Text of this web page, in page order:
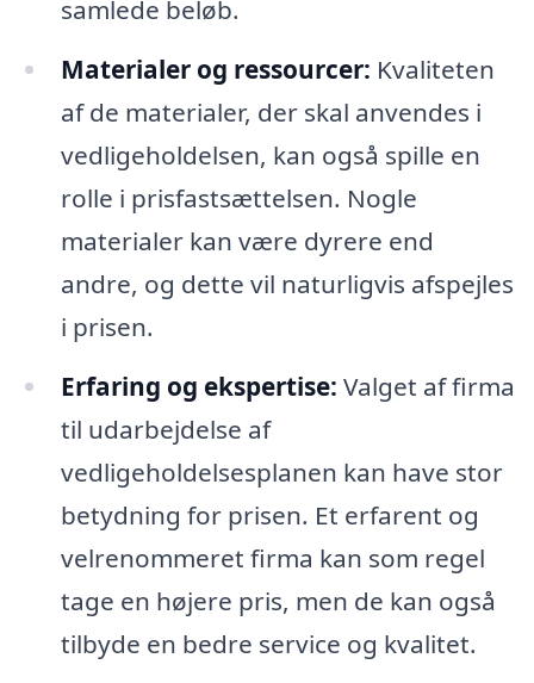
samlede beløb.
Materialer og ressourcer: Kvaliteten
af de materialer, der skal anvendes i
vedligeholdelsen, kan også spille en
rolle i prisfastsættelsen. Nogle
materialer kan være dyrere end
andre, og dette vil naturligvis afspejles
i prisen.
Erfaring og ekspertise: Valget af firma
til udarbejdelse af
vedligeholdelsesplanen kan have stor
betydning for prisen. Et erfarent og
velrenommeret firma kan som regel
tage en højere pris, men de kan også
tilbyde en bedre service og kvalitet.